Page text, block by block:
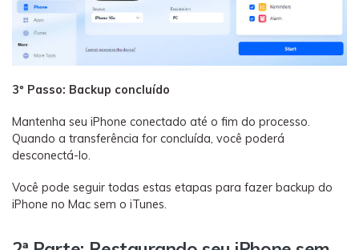
3º Passo: Backup concluído
Mantenha seu iPhone conectado até o fim do processo.
Quando a transferência for concluída, você poderá
desconectá-lo.
Você pode seguir todas estas etapas para fazer backup do
iPhone no Mac sem o iTunes.